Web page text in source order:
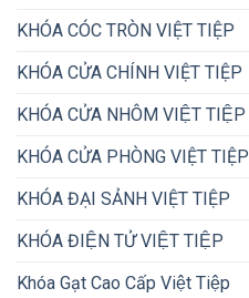
KHÓA CÓC TRÒN VIỆT TIỆP
KHÓA CỬA CHÍNH VIỆT TIỆP
KHÓA CỬA NHÔM VIỆT TIỆP
KHÓA CỬA PHÒNG VIỆT TIỆP
KHÓA ĐẠI SẢNH VIỆT TIỆP
KHÓA ĐIỆN TỬ VIỆT TIỆP
Khóa Gạt Cao Cấp Việt Tiệp